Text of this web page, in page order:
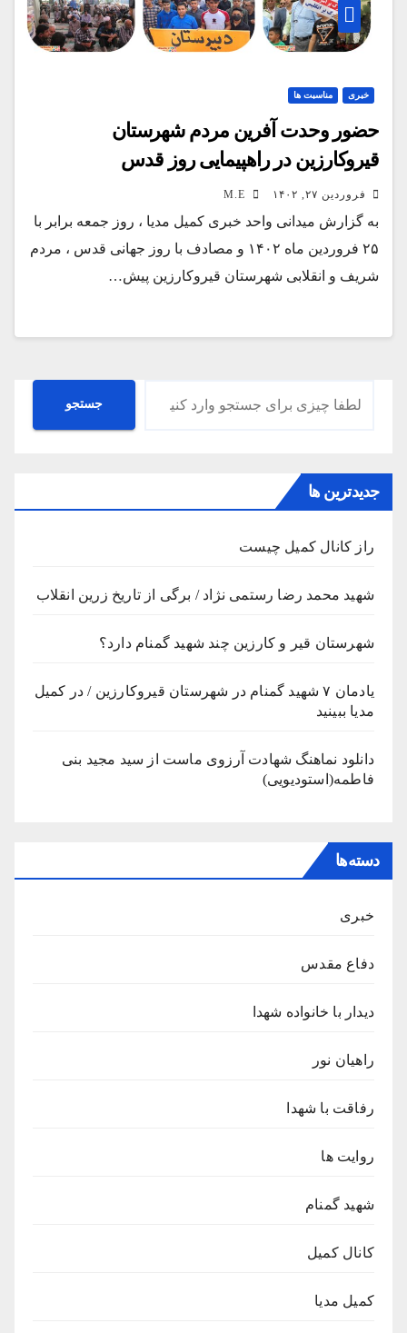
خبری مناسبت ها
حضور وحدت آفرین مردم شهرستان
قیروکارزین در راهپیمایی روز قدس
فروردین ۲۷, ۱۴۰۲
به گزارش میدانی واحد خبری کمیل مدیا ، روز جمعه برابر با
۲۵ فروردین ماه ۱۴۰۲ و مصادف با روز جهانی قدس ، مردم
شریف و انقلابی شهرستان قیروکارزین پیش…
جستجو جستجو
جدیدترین ها
راز کانال کمیل چیست
شهید محمد رضا رستمی نژاد / برگی از تاریخ زرین انقلاب
شهرستان قیر و کارزین چند شهید گمنام دارد؟
یادمان ۷ شهید گمنام در شهرستان قیروکارزین / در کمیل
مدیا ببینید
دانلود نماهنگ شهادت آرزوی ماست از سید مجید بنی
فاطمه(استودیویی)
دسته‌ها
خبری
دفاع مقدس
دیدار با خانواده شهدا
راهیان نور
رفاقت با شهدا
روایت ها
شهید گمنام
کانال کمیل
کمیل مدیا